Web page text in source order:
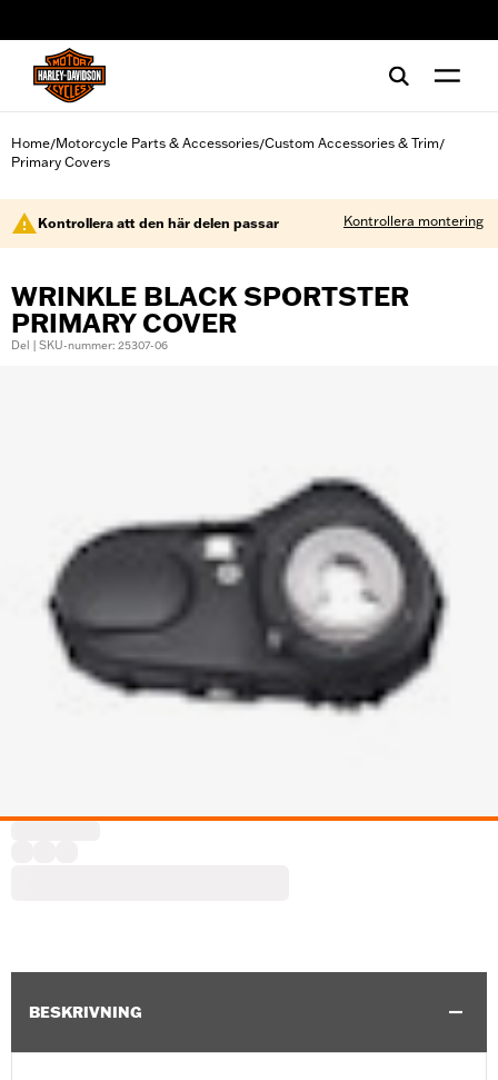
Home/Motorcycle Parts & Accessories/Custom Accessories & Trim/
Primary Covers
Kontrollera att den här delen passar Kontrollera montering
WRINKLE BLACK SPORTSTER
PRIMARY COVER
Del | SKU-nummer: 25307-06
BESKRIVNING